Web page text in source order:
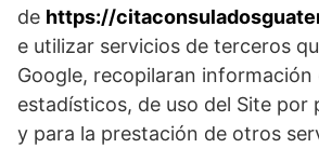
de https://
e utilizar servicios de terceros
Google, recopilaran
estadísticos, de uso del Site por
y para la prestación de otros